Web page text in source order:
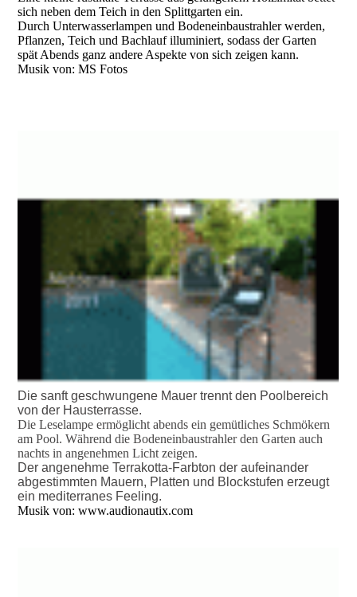
sich neben dem Teich in den Splittgarten ein.
Durch Unterwasserlampen und Bodeneinbaustrahler werden,
Pflanzen, Teich und Bachlauf illuminiert, sodass der Garten
spät Abends ganz andere Aspekte von sich zeigen kann.
Musik von: MS Fotos
Terrassenanlage mit Pool in mediterranem Stil
Die sanft geschwungene Mauer trennt den Poolbereich
von der Hausterrasse.
Die Leselampe ermöglicht abends ein gemütliches Schmökern
am Pool. Während die Bodeneinbaustrahler den Garten auch
nachts in angenehmen Licht zeigen.
Der angenehme Terrakotta-Farbton der aufeinander
abgestimmten Mauern, Platten und Blockstufen erzeugt
ein mediterranes Feeling.
Musik von: www.audionautix.com